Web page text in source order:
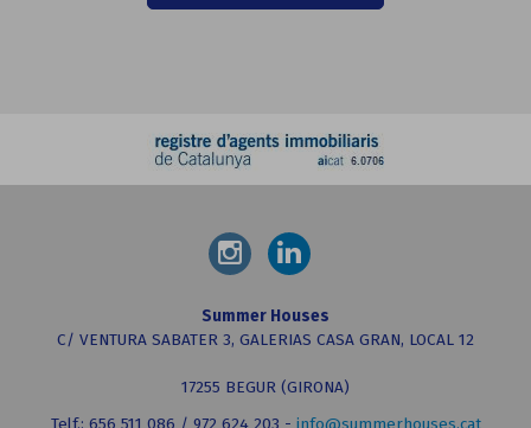
Summer Houses
C/ VENTURA SABATER 3, GALERIAS CASA GRAN, LOCAL 12
17255 BEGUR (GIRONA)
Telf.: 656 511 086 / 972 624 203 - info@summerhouses.cat